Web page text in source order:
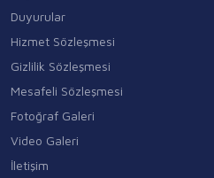
Duyurular
Hizmet Sözleşmesi
Gizlilik Sözleşmesi
Mesafeli Sözleşmesi
Fotoğraf Galeri
Video Galeri
İletişim